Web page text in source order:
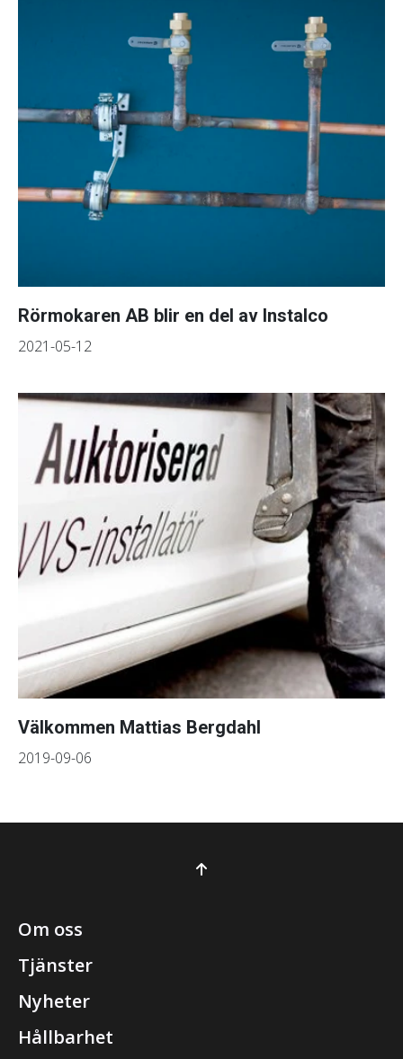
Rörmokaren AB blir en del av Instalco
2021-05-12
Välkommen Mattias Bergdahl
2019-09-06
Om oss
Tjänster
Nyheter
Hållbarhet